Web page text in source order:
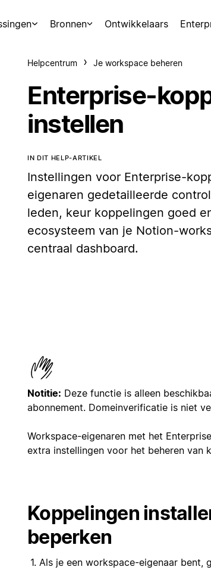
Bronnen Ontwikkelaars
Helpcentrum Je workspace beheren
Enterprise-
instellen
IN DIT HELP-ARTIKEL
Instellingen voor Enterprise-
eigenaren gedetailleerde
leden, keur koppelingen goed
ecosysteem van je Notion-
centraal dashboard.
Notitie: Deze functie is alleen
abonnement. Domeinverificatie is niet
Workspace-eigenaren met het
extra instellingen voor het beheren van
Koppelingen
beperken
Als je een workspace-eigenaar bent,